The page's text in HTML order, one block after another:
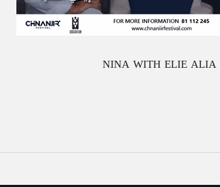
NINA WITH ELIE ALIA